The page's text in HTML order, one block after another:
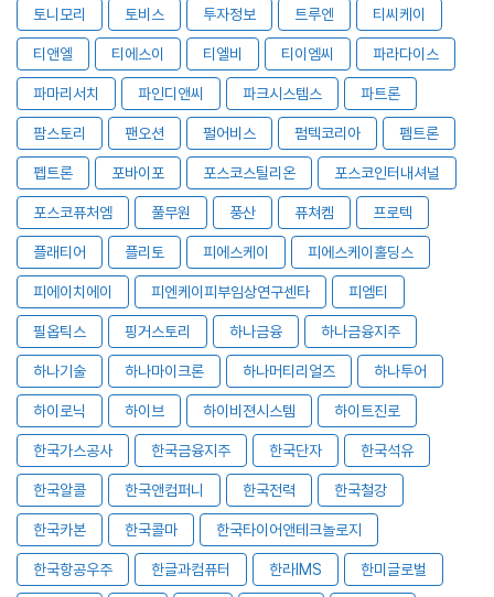
토니모리 토비스 투자정보 트루엔 티씨케이
티앤엘 티에스이 티엘비 티이엠씨 파라다이스
파마리서치 파인디앤씨 파크시스템스 파트론
팜스토리 팬오션 펄어비스 펌텍코리아 펨트론
펩트론 포바이포 포스코스틸리온 포스코인터내셔널
포스코퓨처엠 풀무원 풍산 퓨쳐켐 프로텍
플래티어 플리토 피에스케이 피에스케이홀딩스
피에이치에이 피엔케이피부임상연구센타 피엠티
필옵틱스 핑거스토리 하나금융 하나금융지주
하나기술 하나마이크론 하나머티리얼즈 하나투어
하이로닉 하이브 하이비젼시스템 하이트진로
한국가스공사 한국금융지주 한국단자 한국석유
한국알콜 한국앤컴퍼니 한국전력 한국철강
한국카본 한국콜마 한국타이어앤테크놀로지
한국항공우주 한글과컴퓨터 한라IMS 한미글로벌